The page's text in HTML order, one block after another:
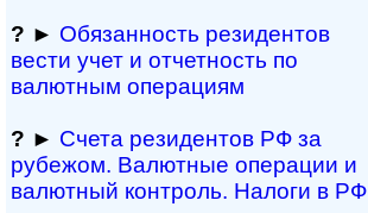
? ► Обязанность резиден­тов
вести учет и отчетность по
валютным операциям
? ► Счета резидентов РФ за
рубежом. Валютные операции и
валютный контроль. Налоги в РФ